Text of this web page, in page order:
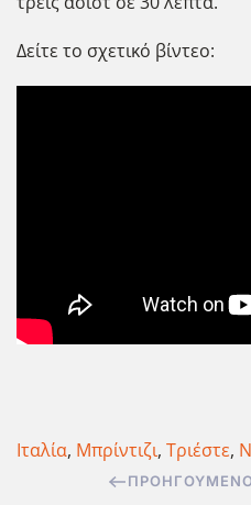
Δείτε το σχετικό βίντεο:
Ιταλία, Μπρίντιζι, Τριέστε,